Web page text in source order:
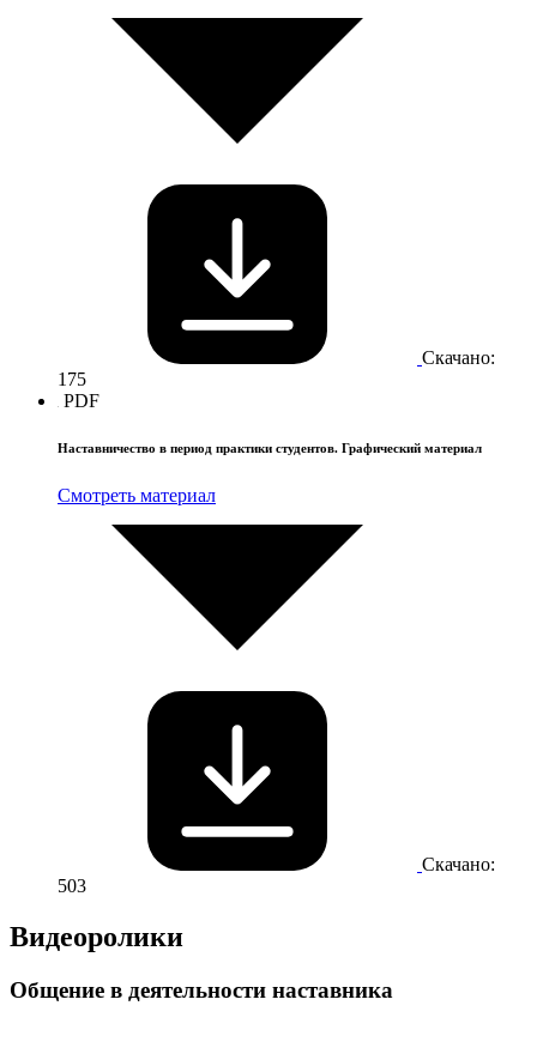
Скачано:
175
PDF
Наставничество в период практики студентов. Графический материал
Смотреть материал
Скачано:
503
Видеоролики
Общение в деятельности наставника